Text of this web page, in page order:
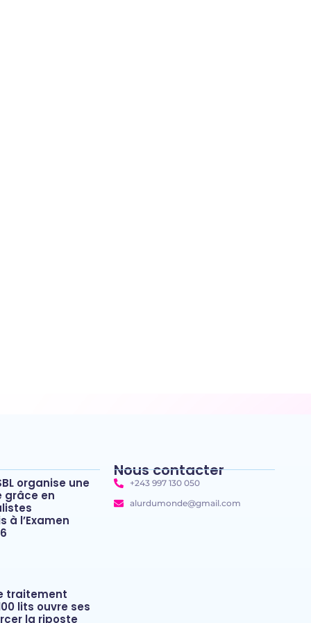
organise une
grâce en
à l’Examen
traitement
lits ouvre ses
la riposte
Nous contacter
+243 997 130 050
alurdumonde@gmail.com